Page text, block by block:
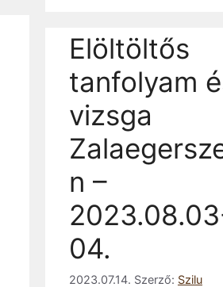
Elöltöltős
tanfolyam
vizsga
n –
04.
2023.07.14. Szerző: Szilu